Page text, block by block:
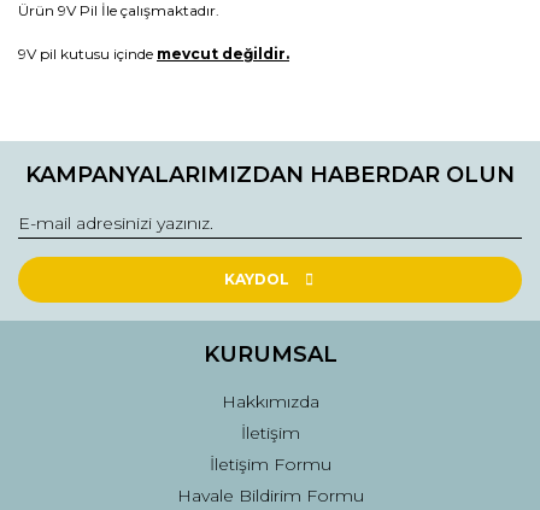
Ürün 9V Pil İle çalışmaktadır.
9V pil kutusu içinde mevcut değildir.
konularda yetersiz gördüğünüz noktaları öneri formunu
Görüş ve önerileriniz için teşekkür ederiz.
Ürün resmi kalitesiz, bozuk veya görüntülenemiyor.
Ürün açıklamasında eksik bilgiler bulunuyor.
Ürün fiyatı diğer sitelerden daha pahalı.
KAMPANYALARIMIZDAN HABERDAR OLUN
KAYDOL
KURUMSAL
Hakkımızda
İletişim
İletişim Formu
Havale Bildirim Formu